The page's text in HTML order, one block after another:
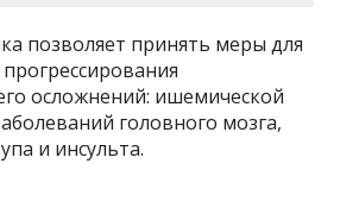
позволяет принять меры для
осложнений: ишемической
головного мозга,
и инсульта.